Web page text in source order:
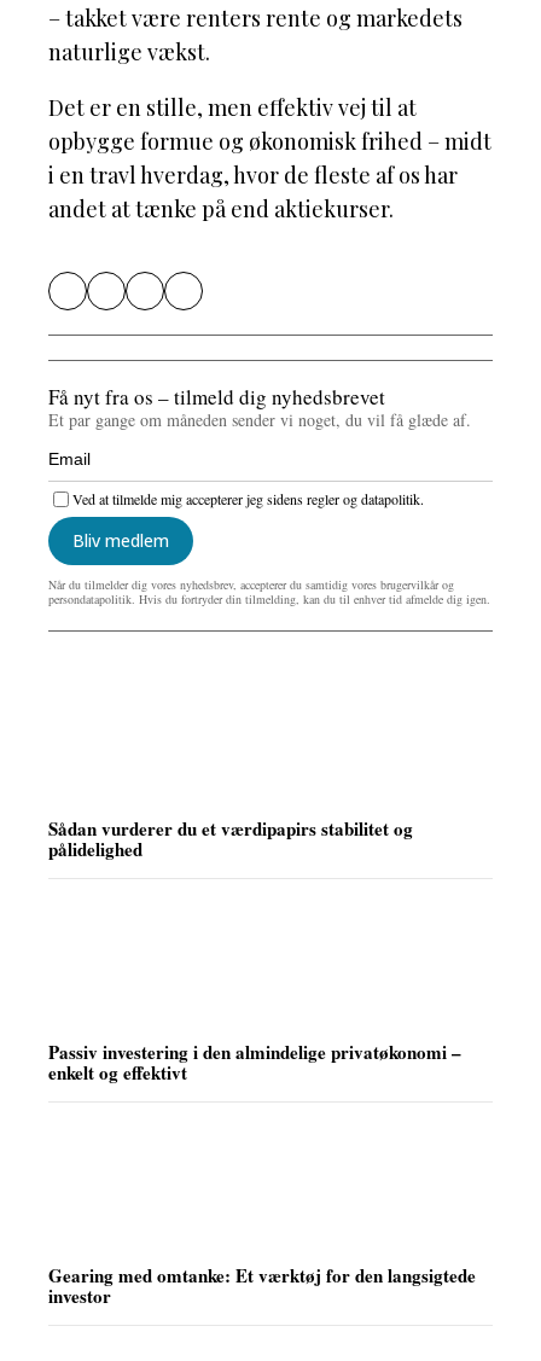
– takket være renters rente og markedets
naturlige vækst.
Det er en stille, men effektiv vej til at
opbygge formue og økonomisk frihed – midt
i en travl hverdag, hvor de fleste af os har
andet at tænke på end aktiekurser.
Sådan vurderer du et værdipapirs stabilitet og
pålidelighed
Passiv investering i den almindelige privatøkonomi –
enkelt og effektivt
Gearing med omtanke: Et værktøj for den langsigtede
investor
Få nyt fra os – tilmeld dig nyhedsbrevet
Et par gange om måneden sender vi noget, du vil få glæde af.
Bliv medlem
Ved at tilmelde mig accepterer jeg sidens regler og datapolitik.
Når du tilmelder dig vores nyhedsbrev, accepterer du samtidig vores brugervilkår og
persondatapolitik. Hvis du fortryder din tilmelding, kan du til enhver tid afmelde dig igen.